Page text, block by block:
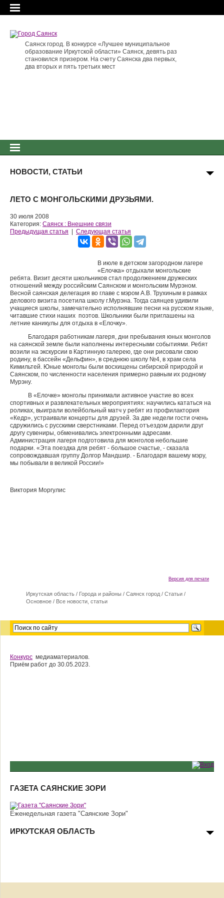
Саянск город. В конкурсе «Лучшее муниципальное
образование Иркутской области» Саянск, девять раз
становился призером. На счету Саянска два первых,
два вторых и пять третьих мест
НОВОСТИ, СТАТЬИ
ЛЕТО С МОНГОЛЬСКИМИ ДРУЗЬЯМИ.
30 июля 2008
Категория: Саянск : Внешние связи
Предыдущая статья
Следующая статья
В июле в детском загородном лагере
«Елочка» отдыхали монгольские
ребята. Визит десяти школьников стал продолжением дружеских
отношений между российским Саянском и монгольским Мурэном.
Весной саянская делегация во главе с мэром А.В. Трухиным в рамках
делового визита посетила школу г.Мурэна. Тогда саянцев удивили
учащиеся школы, замечательно исполнявшие песни на русском языке,
читавшие стихи наших поэтов. Школьники были приглашены на
летние каникулы для отдыха в «Елочку».
Благодаря работникам лагеря, дни пребывания юных монголов
на саянской земле были наполнены интересными событиями. Ребят
возили на экскурсии в Картинную галерею, где они рисовали свою
родину, в бассейн «Дельфин», в среднюю школу №4, в храм села
Кимильтей. Юные монголы были восхищены сибирской природой и
Саянском, по численности населения примерно равным их родному
Мурэну.
В «Елочке» монголы принимали активное участие во всех
спортивных и развлекательных мероприятиях: научились кататься на
роликах, выиграли волейбольный матч у ребят из профилактория
«Кедр», устраивали концерты для друзей. За две недели гости очень
сдружились с русскими сверстниками. Перед отъездом дарили друг
другу сувениры, обменивались электронными адресами.
Администрация лагеря подготовила для монголов небольшие
подарки. «Эта поездка для ребят - большое счастье, - сказала
сопровождавшая группу Долгор Мандшир. - Благодаря вашему мэру,
мы побывали в великой России!»
Виктория Моргулис
Версия для печати
Иркутская область / Города и районы / Саянск город / Cтатьи /
Основное / Все новости, статьи
Конкурс медиаматериалов.
Приём работ до 30.05.2023.
ГАЗЕТА САЯНСКИЕ ЗОРИ
Еженедельная газета "Саянские Зори"
ИРКУТСКАЯ ОБЛАСТЬ